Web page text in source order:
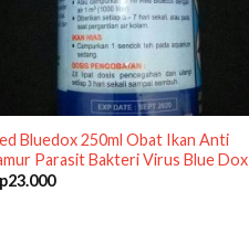
Bluedox 250ml Obat Ikan Anti
Parasit Bakteri Virus Blue Dox
23.000